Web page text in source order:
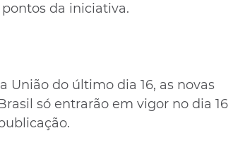
da iniciativa.
União do último dia 16, as novas
só entrarão em vigor no dia 16